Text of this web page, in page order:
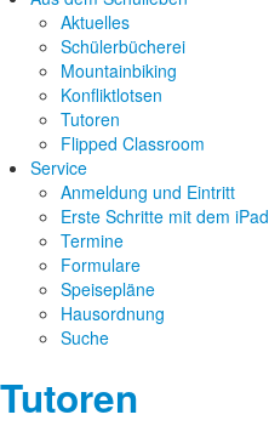
Aktuelles
Schülerbücherei
Mountainbiking
Konfliktlotsen
Tutoren
Flipped Classroom
Service
Anmeldung und Eintritt
Erste Schritte mit dem iPad
Termine
Formulare
Speisepläne
Hausordnung
Suche
Tutoren